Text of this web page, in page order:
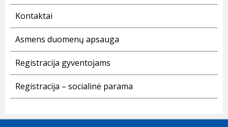
Kontaktai
Asmens duomenų apsauga
Registracija gyventojams
Registracija – socialinė parama